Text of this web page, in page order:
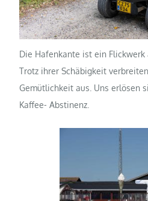
Die Hafenkante ist ein Flickwerk
Trotz ihrer Schäbigkeit
Gemütlichkeit aus. Uns erlösen
Kaffee- Abstinenz.